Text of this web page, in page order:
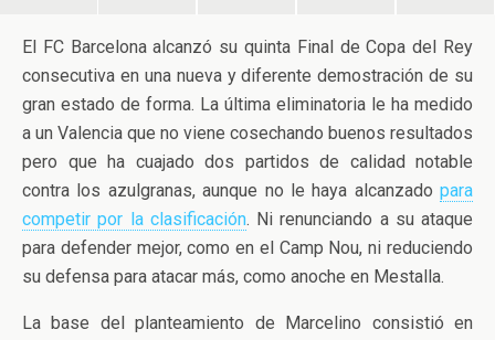
El FC Barcelona alcanzó su quinta Final de Copa del Rey
consecutiva en una nueva y diferente demostración de su
gran estado de forma. La última eliminatoria le ha medido
a un Valencia que no viene cosechando buenos resultados
pero que ha cuajado dos partidos de calidad notable
contra los azulgranas, aunque no le haya alcanzado para
competir por la clasificación. Ni renunciando a su ataque
para defender mejor, como en el Camp Nou, ni reduciendo
su defensa para atacar más, como anoche en Mestalla.
La base del planteamiento de Marcelino consistió en